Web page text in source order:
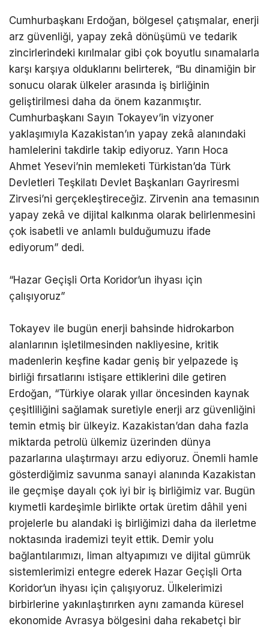
Cumhurbaşkanı Erdoğan, bölgesel çatışmalar, enerji
arz güvenliği, yapay zekâ dönüşümü ve tedarik
zincirlerindeki kırılmalar gibi çok boyutlu sınamalarla
karşı karşıya olduklarını belirterek, “Bu dinamiğin bir
sonucu olarak ülkeler arasında iş birliğinin
geliştirilmesi daha da önem kazanmıştır.
Cumhurbaşkanı Sayın Tokayev’in vizyoner
yaklaşımıyla Kazakistan’ın yapay zekâ alanındaki
hamlelerini takdirle takip ediyoruz. Yarın Hoca
Ahmet Yesevi’nin memleketi Türkistan’da Türk
Devletleri Teşkilatı Devlet Başkanları Gayriresmi
Zirvesi’ni gerçekleştireceğiz. Zirvenin ana temasının
yapay zekâ ve dijital kalkınma olarak belirlenmesini
çok isabetli ve anlamlı bulduğumuzu ifade
ediyorum” dedi.
“Hazar Geçişli Orta Koridor’un ihyası için
çalışıyoruz”
Tokayev ile bugün enerji bahsinde hidrokarbon
alanlarının işletilmesinden nakliyesine, kritik
madenlerin keşfine kadar geniş bir yelpazede iş
birliği fırsatlarını istişare ettiklerini dile getiren
Erdoğan, “Türkiye olarak yıllar öncesinden kaynak
çeşitliliğini sağlamak suretiyle enerji arz güvenliğini
temin etmiş bir ülkeyiz. Kazakistan’dan daha fazla
miktarda petrolü ülkemiz üzerinden dünya
pazarlarına ulaştırmayı arzu ediyoruz. Önemli hamle
gösterdiğimiz savunma sanayi alanında Kazakistan
ile geçmişe dayalı çok iyi bir iş birliğimiz var. Bugün
kıymetli kardeşimle birlikte ortak üretim dâhil yeni
projelerle bu alandaki iş birliğimizi daha da ilerletme
noktasında irademizi teyit ettik. Demir yolu
bağlantılarımızı, liman altyapımızı ve dijital gümrük
sistemlerimizi entegre ederek Hazar Geçişli Orta
Koridor’un ihyası için çalışıyoruz. Ülkelerimizi
birbirlerine yakınlaştırırken aynı zamanda küresel
ekonomide Avrasya bölgesini daha rekabetçi bir